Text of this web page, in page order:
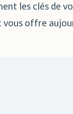
les clés de
offre